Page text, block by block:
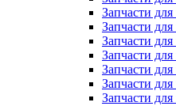
Запчасти
Запчасти
Запчасти
Запчасти
Запчасти
Запчасти
Запчасти